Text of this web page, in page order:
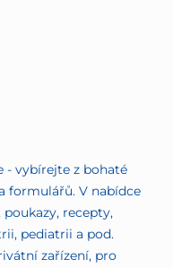
- vybírejte z bohaté
formulářů. V nabídce
poukazy, recepty,
pediatrii a pod.
zařízení, pro